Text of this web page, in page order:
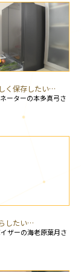
く保存したい…
ーターの本多真弓さ
したい…
ザーの海老原葉月さ